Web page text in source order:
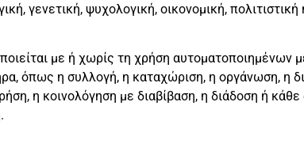
γενετική, ψυχολογική, οικονομική,
με ή χωρίς τη χρήση αυτοματοποιημένων
όπως η συλλογή, η καταχώριση, η οργάνωση, η
η κοινολόγηση με διαβίβαση, η διάδοση ή